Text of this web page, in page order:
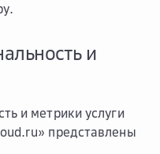
и
и метрики услуги
представлены